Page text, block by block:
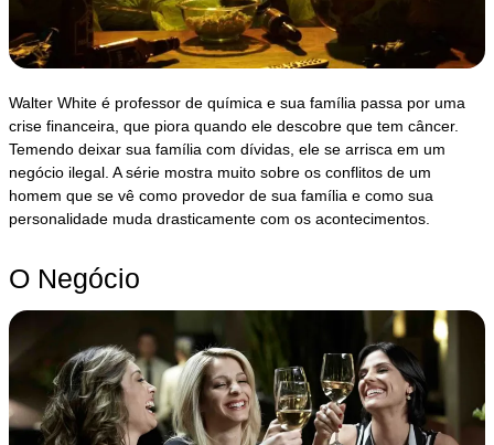
Walter White é professor de química e sua família passa por uma
crise financeira, que piora quando ele descobre que tem câncer.
Temendo deixar sua família com dívidas, ele se arrisca em um
negócio ilegal. A série mostra muito sobre os conflitos de um
homem que se vê como provedor de sua família e como sua
personalidade muda drasticamente com os acontecimentos.
O Negócio